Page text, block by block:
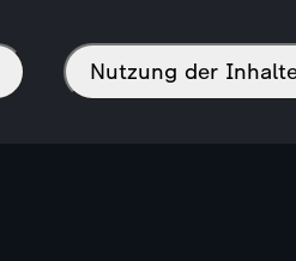
Nutzung der